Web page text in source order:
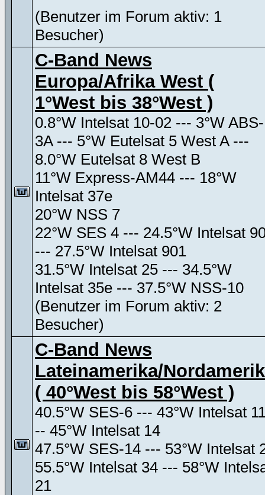
(Benutzer im Forum aktiv: 1
Besucher)
C-Band News
Europa/Afrika West (
1°West bis 38°West )
0.8°W Intelsat 10-02 --- 3°W ABS-
3A --- 5°W Eutelsat 5 West A ---
8.0°W Eutelsat 8 West B
11°W Express-AM44 --- 18°W
Intelsat 37e
20°W NSS 7
22°W SES 4 --- 24.5°W Intelsat
--- 27.5°W Intelsat 901
31.5°W Intelsat 25 --- 34.5°W
Intelsat 35e --- 37.5°W NSS-10
(Benutzer im Forum aktiv: 2
Besucher)
C-Band News
Lateinamerika/
( 40°West bis 58°West )
40.5°W SES-6 --- 43°W Intelsat
-- 45°W Intelsat 14
47.5°W SES-14 --- 53°W Intelsat
55.5°W Intelsat 34 --- 58°W
21